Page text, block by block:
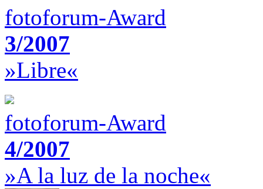
fotoforum-Award
3/2007
»Libre«
fotoforum-Award
4/2007
»A la luz de la noche«